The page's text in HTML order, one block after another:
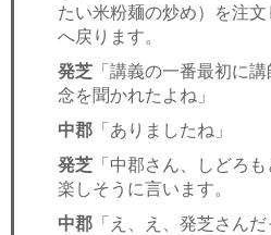
たい米粉麺の炒め）を注
へ戻ります。
発芝 「講義の一番最初に
念を聞かれたよね」
中郡 「ありましたね」
発芝 「中郡さん、しどろ
楽しそうに言います。
中郡 「え、え、発芝さん